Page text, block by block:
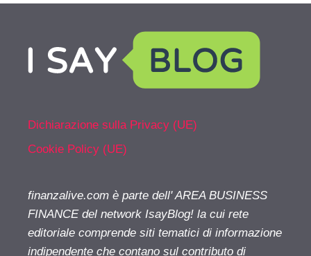
Dichiarazione sulla Privacy (UE)
Cookie Policy (UE)
finanzalive.com è parte dell' AREA BUSINESS
FINANCE del network IsayBlog! la cui rete
editoriale comprende siti tematici di informazione
indipendente che contano sul contributo di